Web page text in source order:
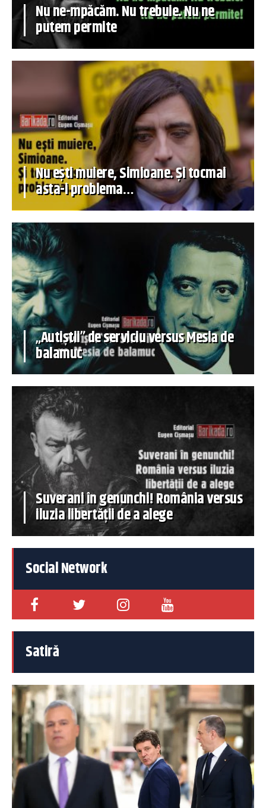
Nu ne-mpăcăm. Nu trebuie. Nu ne
putem permite
Nu ești muiere, Simioane. Și tocmai
asta-i problema…
„Autiștii” de serviciu versus Mesia de
balamuc
Suverani în genunchi! România versus
iluzia libertății de a alege
Social Network
Satiră